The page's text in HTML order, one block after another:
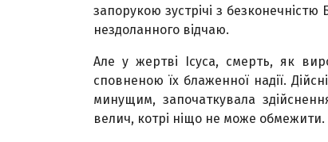
запорукою зустрічі з
нездоланного відчаю.
Але у жертві Ісуса, смерть, як
сповненою їх блаженної надії.
минущим, започаткувала
велич, котрі ніщо не може обмежити.